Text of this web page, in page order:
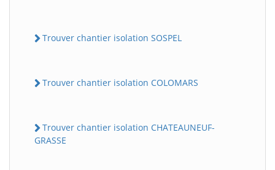
Trouver chantier isolation SOSPEL
Trouver chantier isolation COLOMARS
Trouver chantier isolation CHATEAUNEUF-
GRASSE